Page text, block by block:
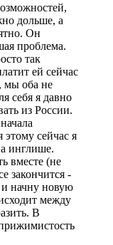
дольше, а
Он
проблема.
так
ей сейчас
мы оба не
себя я давно
из России.
этому сейчас я
инглише.
вместе (не
закончится -
начну новую
между
В